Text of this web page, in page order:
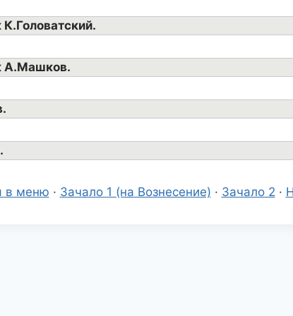
А.Машков.
в меню · Зачало 1 (на Вознесение) · Зачало 2 ·